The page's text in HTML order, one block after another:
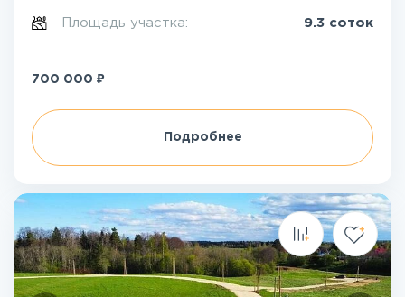
Площадь участка: 9.3 соток
700 000 ₽
Подробнее